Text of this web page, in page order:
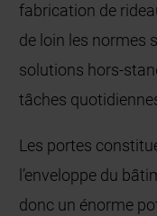
fabrication de
de loin les normes
solutions hors-
tâches
Les portes
l’enveloppe du
donc un énorme